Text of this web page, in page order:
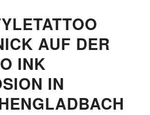
AUF DER
INK
IN